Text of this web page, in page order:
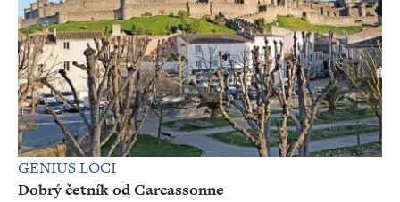
GENIUS LOCI
Dobrý četník od Carcassonne